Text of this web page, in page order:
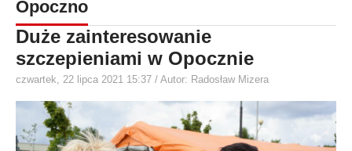
Opoczno
Duże zainteresowanie
szczepieniami w Opocznie
czwartek, 22 lipca 2021 15:37 / Autor: Radosław Mizera